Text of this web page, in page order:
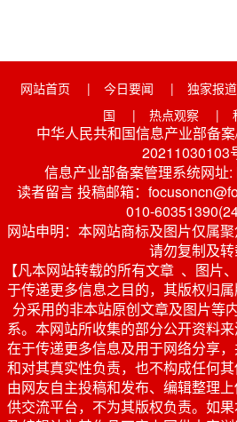
网站首页 | 今日要闻 | 独家报道
国
| 热点观察 |
中华人民共和国信息产业部备
20211030103
信息产业部备案管理系统网址:
读者留言 投稿邮箱：
010-
网站申明：本网站商标及图片仅属
请勿复制及
【凡本网站转载的所有文章 、图片
于传递更多信息之目的，其版权归
分采用的非本站原创文章及图片等
系。本网站所收集的部分公开资料
在于传递更多信息及用于网络分享
和对其真实性负责，也不构成任何
由网友自主投稿和发布、编辑整理
供交流平台，不为其版权负责。如